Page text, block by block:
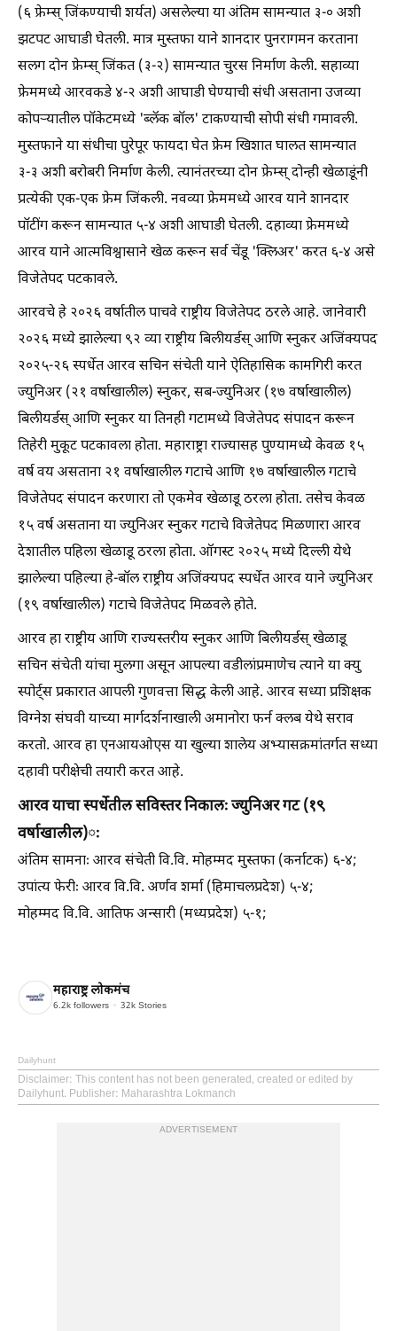
(६ फ्रेम्स्‌ जिंकण्याची शर्यत) असलेल्या या अंतिम सामन्यात ३-० अशी
झटपट आघाडी घेतली. मात्र मुस्तफा याने शानदार पुनरागमन करताना
सलग दोन फ्रेम्स्‌ जिंकत (३-२) सामन्यात चुरस निर्माण केली. सहाव्या
फ्रेममध्ये आरवकडे ४-२ अशी आघाडी घेण्याची संधी असताना उजव्या
कोपऱ्यातील पॉकेटमध्ये 'ब्लॅक बॉल‌' टाकण्याची सोपी संधी गमावली.
मुस्तफाने या संधीचा पुरेपूर फायदा घेत फ्रेम खिशात घालत सामन्यात
३-३ अशी बरोबरी निर्माण केली. त्यानंतरच्या दोन फ्रेम्स्‌ दोन्ही खेळाडूंनी
प्रत्येकी एक-एक फ्रेम जिंकली. नवव्या फ्रेममध्ये आरव याने शानदार
पॉटींग करून सामन्यात ५-४ अशी आघाडी घेतली. दहाव्या फ्रेममध्ये
आरव याने आत्मविश्वासाने खेळ करून सर्व चेंडू 'क्लिअर‌' करत ६-४ असे
विजेतेपद पटकावले.
आरवचे हे २०२६ वर्षातील पाचवे राष्ट्रीय विजेतेपद ठरले आहे. जानेवारी
२०२६ मध्ये झालेल्या ९२ व्या राष्ट्रीय बिलीयर्डस्‌ आणि स्नुकर अजिंक्यपद
२०२५-२६ स्पर्धेत आरव सचिन संचेती याने ऐतिहासिक कामगिरी करत
ज्युनिअर (२१ वर्षाखालील) स्नुकर, सब-ज्युनिअर (१७ वर्षाखालील)
बिलीयर्डस्‌ आणि स्नुकर या तिनही गटामध्ये विजेतेपद संपादन करून
तिहेरी मुकूट पटकावला होता. महाराष्ट्रा राज्यासह पुण्यामध्ये केवळ १५
वर्ष वय असताना २१ वर्षाखालील गटाचे आणि १७ वर्षाखालील गटाचे
विजेतेपद संपादन करणारा तो एकमेव खेळाडू ठरला होता. तसेच केवळ
१५ वर्ष असताना या ज्युनिअर स्नुकर गटाचे विजेतेपद मिळणारा आरव
देशातील पहिला खेळाडू ठरला होता. ऑगस्ट २०२५ मध्ये दिल्ली येथे
झालेल्या पहिल्या हे-बॉल राष्ट्रीय अजिंक्यपद स्पर्धेत आरव याने ज्युनिअर
(१९ वर्षाखालील) गटाचे विजेतेपद मिळवले होते.
आरव हा राष्ट्रीय आणि राज्यस्तरीय स्नुकर आणि बिलीयर्डस्‌ खेळाडू
सचिन संचेती यांचा मुलगा असून आपल्या वडीलांप्रमाणेच त्याने या क्यु
स्पोर्ट्‌स प्रकारात आपली गुणवत्ता सिद्ध केली आहे. आरव सध्या प्रशिक्षक
विग्नेश संघवी याच्या मार्गदर्शनाखाली अमानोरा फर्न क्लब येथे सराव
करतो. आरव हा एनआयओएस या खुल्या शालेय अभ्यासक्रमांतर्गत सध्या
दहावी परीक्षेची तयारी करत आहे.
आरव याचा स्पर्धेतील सविस्तर निकालः ज्युनिअर गट (१९
वर्षाखालील)ः
अंतिम सामनाः आरव संचेती वि.वि. मोहम्मद मुस्तफा (कर्नाटक) ६-४;
उपांत्य फेरीः आरव वि.वि. अर्णव शर्मा (हिमाचलप्रदेश) ५-४;
मोहम्मद वि.वि. आतिफ अन्सारी (मध्यप्रदेश) ५-१;
महाराष्ट्र लोकमंच
6.2k followers 32k Stories
Dailyhunt
Disclaimer: This content has not been generated, created or edited by
Dailyhunt. Publisher: Maharashtra Lokmanch
ADVERTISEMENT